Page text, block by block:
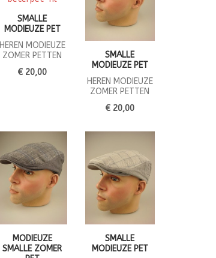
SMALLE
MODIEUZE PET
HEREN MODIEUZE
ZOMER PETTEN
€ 20,00
SMALLE
MODIEUZE PET
HEREN MODIEUZE
ZOMER PETTEN
€ 20,00
MODIEUZE
SMALLE ZOMER
SMALLE
MODIEUZE PET